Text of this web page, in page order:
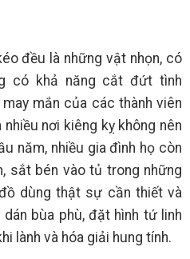
đều là những vật nhọn, có
có khả năng cắt đứt tình
mắn của các thành viên
nơi kiêng kỵ không nên
năm, nhiều gia đình họ còn
sắt bén vào tủ trong những
dùng thật sự cần thiết và
bùa phù, đặt hình tứ linh
lành và hóa giải hung tính.